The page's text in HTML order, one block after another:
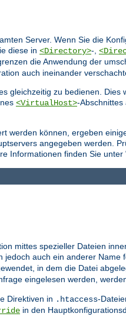
Server. Wenn Sie die
diese in <Directory>-,
die Anwendung der
auch ineinander
gleichzeitig zu bedienen. Dies
<VirtualHost>-Abschnittes
werden können, ergeben
angegeben werden.
Informationen finden Sie unter
mittes spezieller Dateien
jedoch auch ein anderer Name
in dem die Datei
eingelesen werden,
Direktiven in .htaccess-
in den